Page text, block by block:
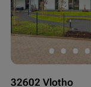
32602 Vlotho